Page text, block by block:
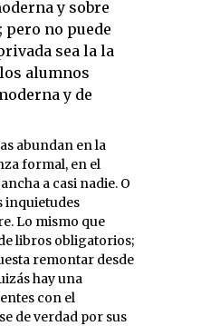
y sobre
no puede
sea la la
alumnos
y de
abundan en la
formal, en el
a casi nadie. O
inquietudes
Lo mismo que
libros obligatorios;
remontar desde
hay una
con el
de verdad por sus